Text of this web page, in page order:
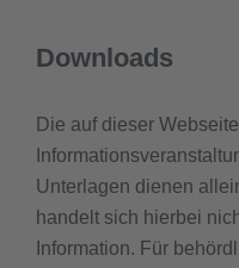
Downloads
Die auf dieser
Unterlagen dienen
handelt sich hierbei
Information. Für